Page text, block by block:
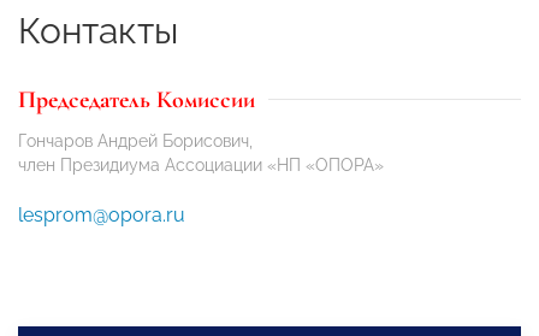
Контакты
Председатель Комиссии
Гончаров Андрей Борисович,
член Президиума Ассоциации «НП «ОПОРА»
lesprom@opora.ru